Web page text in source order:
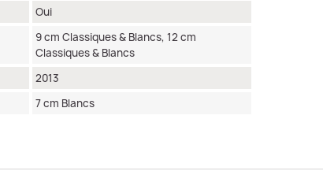
Oui
9 cm Classiques & Blancs, 12 cm
Classiques & Blancs
2013
7 cm Blancs